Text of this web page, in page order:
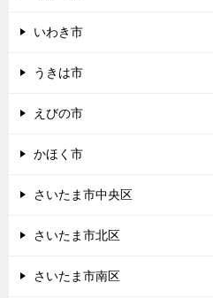
いわき市
うきは市
えびの市
かほく市
さいたま市中央区
さいたま市北区
さいたま市南区